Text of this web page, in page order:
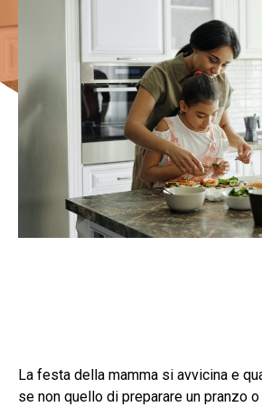
La festa della mamma si avvicina e
se non quello di preparare un pranzo o